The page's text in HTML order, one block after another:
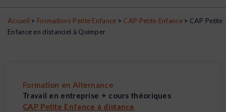
Accueil > Formations Petite Enfance > CAP Petite Enfance> CAP Petite
Enfance en distanciel à Quimper
Formation en Alternance
Travail en entreprise + cours théoriques
CAP Petite Enfance à distance